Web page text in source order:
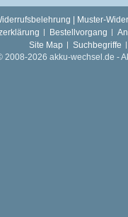
| Muster-
Bestellvorgang
Site Map
Suchbegriffe
2008-2026 akku-wechsel.de -